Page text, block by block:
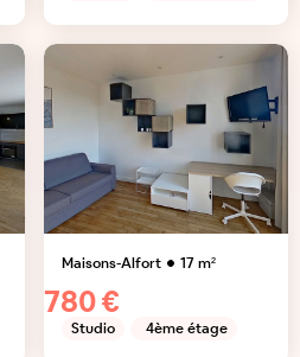
Maisons-Alfort 17m²
780 €
Studio 4ème étage